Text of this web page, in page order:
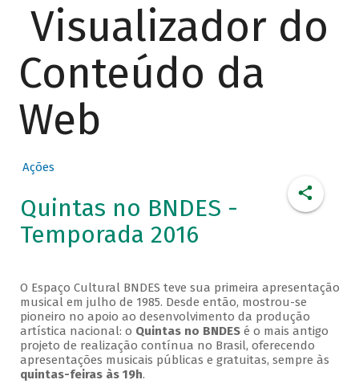
Visualizador do
Conteúdo da
Web
Ações
Quintas no BNDES -
Temporada 2016
O Espaço Cultural BNDES teve sua primeira apresentação
musical em julho de 1985. Desde então, mostrou-se
pioneiro no apoio ao desenvolvimento da produção
artística nacional: o Quintas no BNDESé o mais antigo
projeto de realização contínua no Brasil, oferecendo
apresentações musicais públicas e gratuitas, sempre às
quintas-feiras às 19h.